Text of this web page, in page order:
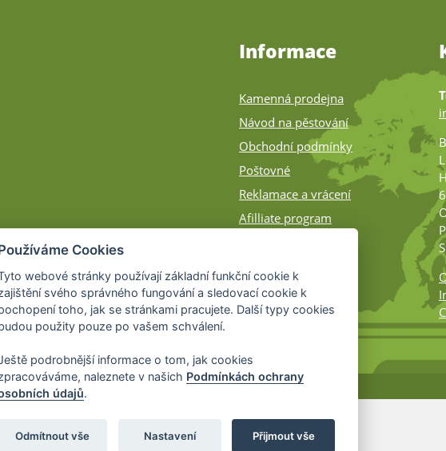
Informace
Kamenná prodejna
Návod na pěstování
Obchodní podmínky
Poštovné
Reklamace a vrácení
Afilliate program
© 2026 Bonsai-Shop.cz -
Partnerský program
Cookies
webové stránky používají základní funkční cookie k
svého správného fungování a sledovací cookie k
toho, jak se stránkami pracujete. Další typy cookies
použity pouze po vašem schválení.
podrobnější informace o tom, jak cookies
naleznete v našich Podmínkách ochrany
údajů.
Odmítnout vše Nastavení Přijmout vše